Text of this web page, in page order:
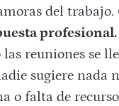
del trabajo.
profesional.
reuniones se
sugiere nada
o falta de